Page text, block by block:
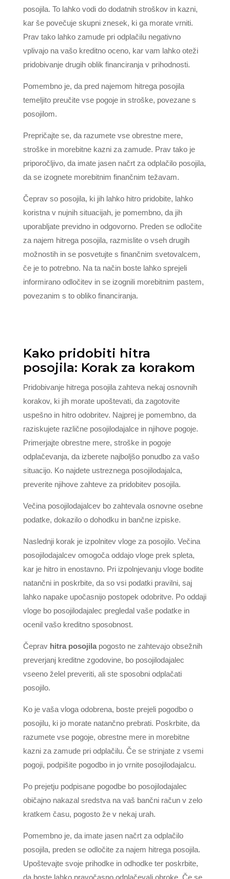
posojila. To lahko vodi do dodatnih stroškov in kazni,
kar še povečuje skupni znesek, ki ga morate vrniti.
Prav tako lahko zamude pri odplačilu negativno
vplivajo na vašo kreditno oceno, kar vam lahko oteži
pridobivanje drugih oblik financiranja v prihodnosti.
Pomembno je, da pred najemom hitrega posojila
temeljito preučite vse pogoje in stroške, povezane s
posojilom.
Prepričajte se, da razumete vse obrestne mere,
stroške in morebitne kazni za zamude. Prav tako je
priporočljivo, da imate jasen načrt za odplačilo posojila,
da se izognete morebitnim finančnim težavam.
Čeprav so posojila, ki jih lahko hitro pridobite, lahko
koristna v nujnih situacijah, je pomembno, da jih
uporabljate previdno in odgovorno. Preden se odločite
za najem hitrega posojila, razmislite o vseh drugih
možnostih in se posvetujte s finančnim svetovalcem,
če je to potrebno. Na ta način boste lahko sprejeli
informirano odločitev in se izognili morebitnim pastem,
povezanim s to obliko financiranja.
Kako pridobiti hitra
posojila: Korak za korakom
Pridobivanje hitrega posojila zahteva nekaj osnovnih
korakov, ki jih morate upoštevati, da zagotovite
uspešno in hitro odobritev. Najprej je pomembno, da
raziskujete različne posojilodajalce in njihove pogoje.
Primerjajte obrestne mere, stroške in pogoje
odplačevanja, da izberete najboljšo ponudbo za vašo
situacijo. Ko najdete ustreznega posojilodajalca,
preverite njihove zahteve za pridobitev posojila.
Večina posojilodajalcev bo zahtevala osnovne osebne
podatke, dokazilo o dohodku in bančne izpiske.
Naslednji korak je izpolnitev vloge za posojilo. Večina
posojilodajalcev omogoča oddajo vloge prek spleta,
kar je hitro in enostavno. Pri izpolnjevanju vloge bodite
natančni in poskrbite, da so vsi podatki pravilni, saj
lahko napake upočasnijo postopek odobritve. Po oddaji
vloge bo posojilodajalec pregledal vaše podatke in
ocenil vašo kreditno sposobnost.
Čeprav hitra posojilapogosto ne zahtevajo obsežnih
preverjanj kreditne zgodovine, bo posojilodajalec
vseeno želel preveriti, ali ste sposobni odplačati
posojilo.
Ko je vaša vloga odobrena, boste prejeli pogodbo o
posojilu, ki jo morate natančno prebrati. Poskrbite, da
razumete vse pogoje, obrestne mere in morebitne
kazni za zamude pri odplačilu. Če se strinjate z vsemi
pogoji, podpišite pogodbo in jo vrnite posojilodajalcu.
Po prejetju podpisane pogodbe bo posojilodajalec
običajno nakazal sredstva na vaš bančni račun v zelo
kratkem času, pogosto že v nekaj urah.
Pomembno je, da imate jasen načrt za odplačilo
posojila, preden se odločite za najem hitrega posojila.
Upoštevajte svoje prihodke in odhodke ter poskrbite,
da boste lahko pravočasno odplačevali obroke. Če se